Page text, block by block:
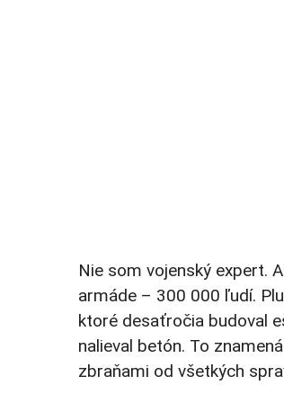
Nie som vojenský expert.
armáde – 300 000 ľudí.
ktoré desaťročia budoval
nalieval betón. To
zbraňami od všetkých